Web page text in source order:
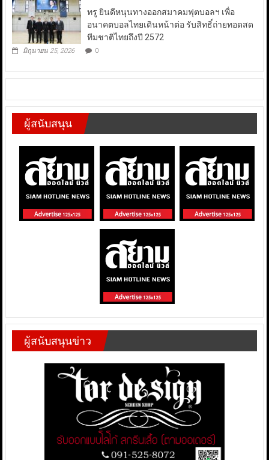
ทรู ยินดีหนุนทางออกสมาคมฟุตบอลฯ เพื่อ
อนาคตบอลไทยเดินหน้าต่อ รับสิทธิ์ถ่ายทอดสด
ทีมชาติไทยถึงปี 2572
มิถุนายน 25, 2026 0
ผู้สนับสนุน
ผู้สนับสนุนข่าว